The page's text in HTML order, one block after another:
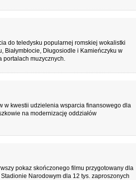
do teledysku popularnej romskiej wokalistki
Długosiodle i Kamieńczyku w
portalach muzycznych.
w kwestii udzielenia wsparcia finansowego dla
na modernizację oddziałów
pokaz skończonego filmu przygotowany dla
Narodowym dla 12 tys. zaproszonych